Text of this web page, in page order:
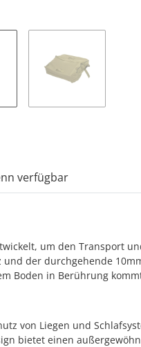
verfügbar
um den Transport
der durchgehende
Boden in Berührung
von Liegen und
bietet einen